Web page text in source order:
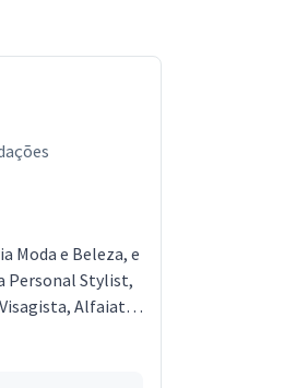
Moda e Beleza, e
Personal Stylist,
Alfaiate.